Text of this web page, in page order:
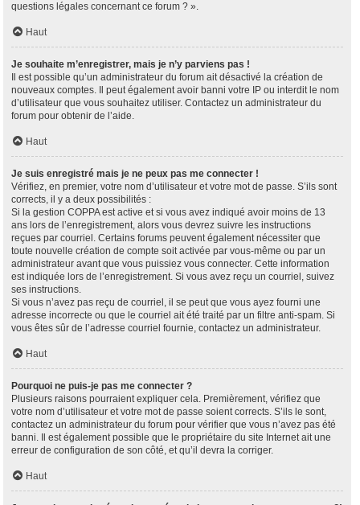
questions légales concernant ce forum ? ».
Haut
Je souhaite m’enregistrer, mais je n’y parviens pas !
Il est possible qu’un administrateur du forum ait désactivé la création de
nouveaux comptes. Il peut également avoir banni votre IP ou interdit le nom
d’utilisateur que vous souhaitez utiliser. Contactez un administrateur du
forum pour obtenir de l’aide.
Haut
Je suis enregistré mais je ne peux pas me connecter !
Vérifiez, en premier, votre nom d’utilisateur et votre mot de passe. S’ils sont
corrects, il y a deux possibilités :
Si la gestion COPPA est active et si vous avez indiqué avoir moins de 13
ans lors de l’enregistrement, alors vous devrez suivre les instructions
reçues par courriel. Certains forums peuvent également nécessiter que
toute nouvelle création de compte soit activée par vous-même ou par un
administrateur avant que vous puissiez vous connecter. Cette information
est indiquée lors de l’enregistrement. Si vous avez reçu un courriel, suivez
ses instructions.
Si vous n’avez pas reçu de courriel, il se peut que vous ayez fourni une
adresse incorrecte ou que le courriel ait été traité par un filtre anti-spam. Si
vous êtes sûr de l’adresse courriel fournie, contactez un administrateur.
Haut
Pourquoi ne puis-je pas me connecter ?
Plusieurs raisons pourraient expliquer cela. Premièrement, vérifiez que
votre nom d’utilisateur et votre mot de passe soient corrects. S’ils le sont,
contactez un administrateur du forum pour vérifier que vous n’avez pas été
banni. Il est également possible que le propriétaire du site Internet ait une
erreur de configuration de son côté, et qu’il devra la corriger.
Haut